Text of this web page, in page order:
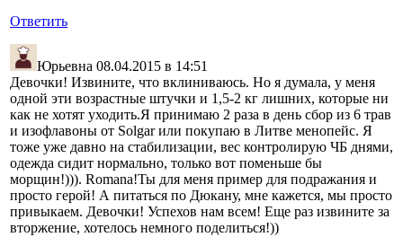
Ответить
Юрьевна 08.04.2015 в 14:51
Девочки! Извините, что вклиниваюсь. Но я думала, у меня
одной эти возрастные штучки и 1,5-2 кг лишних, которые ни
как не хотят уходить.Я принимаю 2 раза в день сбор из 6 трав
и изофлавоны от Solgar или покупаю в Литве менопейс. Я
тоже уже давно на стабилизации, вес контролирую ЧБ днями,
одежда сидит нормально, только вот поменьше бы
морщин!))). Romana!Ты для меня пример для подражания и
просто герой! А питаться по Дюкану, мне кажется, мы просто
привыкаем. Девочки! Успехов нам всем! Еще раз извините за
вторжение, хотелось немного поделиться!))